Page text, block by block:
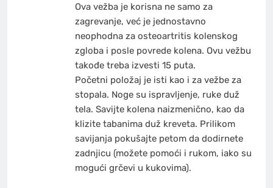
Ova vežba je korisna ne samo za
zagrevanje, već je jednostavno
neophodna za osteoartritis kolenskog
zgloba i posle povrede kolena. Ovu vežbu
takođe treba izvesti 15 puta.
Početni položaj je isti kao i za vežbe za
stopala. Noge su ispravljenje, ruke duž
tela. Savijte kolena naizmenično, kao da
klizite tabanima duž kreveta. Prilikom
savijanja pokušajte petom da dodirnete
zadnjicu (možete pomoći i rukom, iako su
mogući grčevi u kukovima).